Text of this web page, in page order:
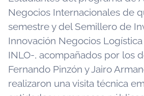
Negocios Internacionales de
semestre y del Semillero de
Innovación Negocios
INLO-, acompañados por los
Fernando Pinzón y Jairo
realizaron una visita técnica